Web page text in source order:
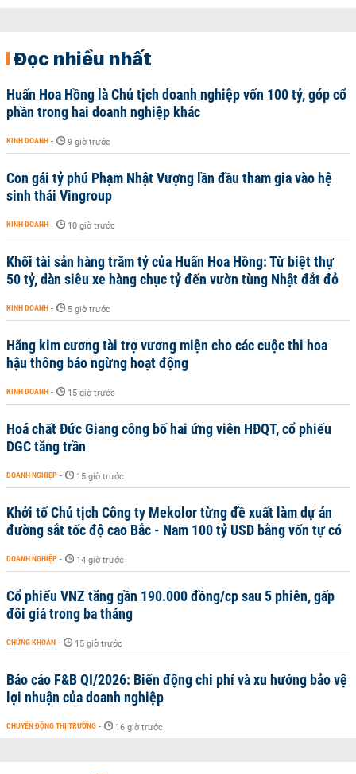
Đọc nhiều nhất
Huấn Hoa Hồng là Chủ tịch doanh nghiệp vốn 100 tỷ, góp cổ
phần trong hai doanh nghiệp khác
KINH DOANH - 9 giờ trước
Con gái tỷ phú Phạm Nhật Vượng lần đầu tham gia vào hệ
sinh thái Vingroup
KINH DOANH - 10 giờ trước
Khối tài sản hàng trăm tỷ của Huấn Hoa Hồng: Từ biệt thự
50 tỷ, dàn siêu xe hàng chục tỷ đến vườn tùng Nhật đắt đỏ
KINH DOANH - 5 giờ trước
Hãng kim cương tài trợ vương miện cho các cuộc thi hoa
hậu thông báo ngừng hoạt động
KINH DOANH - 15 giờ trước
Hoá chất Đức Giang công bố hai ứng viên HĐQT, cổ phiếu
DGC tăng trần
DOANH NGHIỆP - 15 giờ trước
Khởi tố Chủ tịch Công ty Mekolor từng đề xuất làm dự án
đường sắt tốc độ cao Bắc - Nam 100 tỷ USD bằng vốn tự có
DOANH NGHIỆP - 14 giờ trước
Cổ phiếu VNZ tăng gần 190.000 đồng/cp sau 5 phiên, gấp
đôi giá trong ba tháng
CHỨNG KHOÁN - 15 giờ trước
Báo cáo F&B QI/2026: Biến động chi phí và xu hướng bảo vệ
lợi nhuận của doanh nghiệp
CHUYỂN ĐỘNG THỊ TRƯỜNG - 16 giờ trước